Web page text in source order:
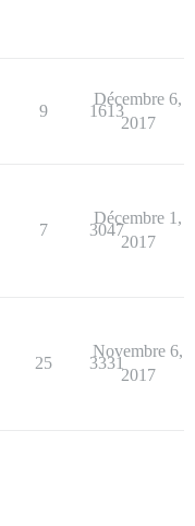
9 1613
Décembre 6,
2017
7 3047
Décembre 1,
2017
25 3331
Novembre 6,
2017